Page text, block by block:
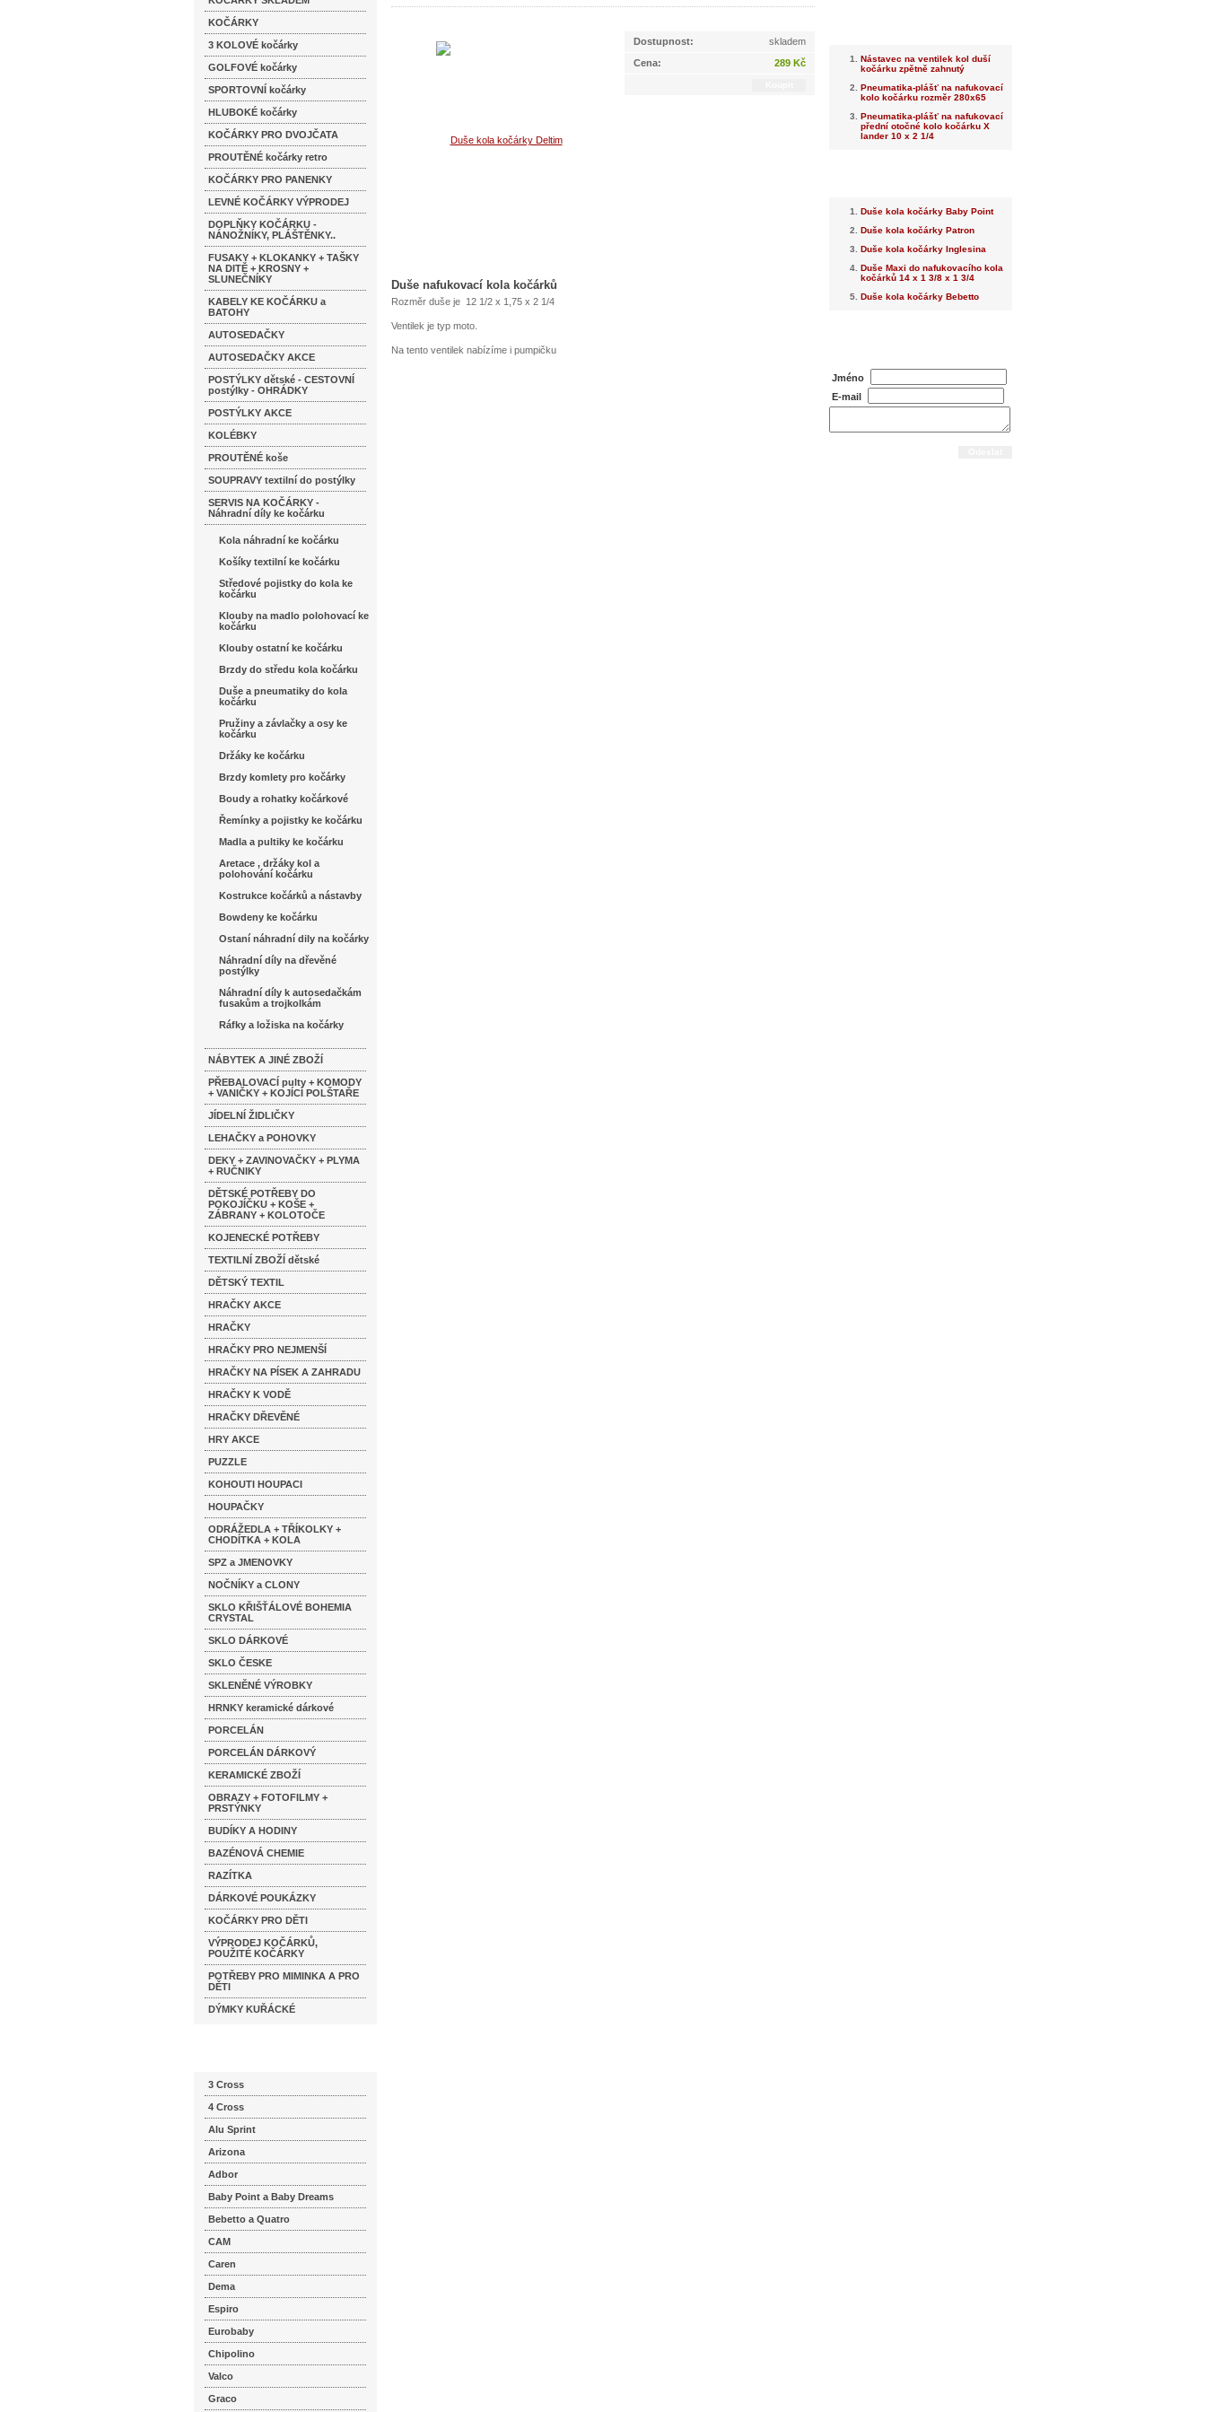
KOČÁRKY
3 KOLOVÉ kočárky
GOLFOVÉ kočárky
SPORTOVNÍ kočárky
HLUBOKÉ kočárky
KOČÁRKY PRO DVOJČATA
PROUTĚNÉ kočárky retro
KOČÁRKY PRO PANENKY
LEVNÉ KOČÁRKY VÝPRODEJ
DOPLŇKY KOČÁRKU -
NÁNOŽNÍKY, PLÁŠTĚNKY..
FUSAKY + KLOKANKY + TAŠKY
NA DITĚ + KROSNY +
SLUNEČNÍKY
KABELY KE KOČÁRKU a
BATOHY
AUTOSEDAČKY
AUTOSEDAČKY AKCE
POSTÝLKY dětské - CESTOVNÍ
postýlky - OHRÁDKY
POSTÝLKY AKCE
KOLÉBKY
PROUTĚNÉ koše
SOUPRAVY textilní do postýlky
SERVIS NA KOČÁRKY -
Náhradní díly ke kočárku
Kola náhradní ke kočárku
Košíky textilní ke kočárku
Středové pojistky do kola ke
kočárku
Klouby na madlo polohovací ke
kočárku
Klouby ostatní ke kočárku
Brzdy do středu kola kočárku
Duše a pneumatiky do kola
kočárku
Pružiny a závlačky a osy ke
kočárku
Držáky ke kočárku
Brzdy komlety pro kočárky
Boudy a rohatky kočárkové
Řemínky a pojistky ke kočárku
Madla a pultiky ke kočárku
Aretace , držáky kol a
polohování kočárku
Kostrukce kočárků a nástavby
Bowdeny ke kočárku
Ostaní náhradní dily na kočárky
Náhradní díly na dřevěné
postýlky
Náhradní díly k autosedačkám
fusakům a trojkolkám
Ráfky a ložiska na kočárky
NÁBYTEK A JINÉ ZBOŽÍ
PŘEBALOVACÍ pulty + KOMODY
+ VANIČKY + KOJÍCÍ POLŠTAŘE
JÍDELNÍ ŽIDLIČKY
LEHAČKY a POHOVKY
DEKY + ZAVINOVAČKY + PLYMA
+ RUČNIKY
DĚTSKÉ POTŘEBY DO
POKOJÍČKU + KOŠE +
ZÁBRANY + KOLOTOČE
KOJENECKÉ POTŘEBY
TEXTILNÍ ZBOŽÍ dětské
DĚTSKÝ TEXTIL
HRAČKY AKCE
HRAČKY
HRAČKY PRO NEJMENŠÍ
HRAČKY NA PÍSEK A ZAHRADU
HRAČKY K VODĚ
HRAČKY DŘEVĚNÉ
HRY AKCE
PUZZLE
KOHOUTI HOUPACI
HOUPAČKY
ODRÁŽEDLA + TŘÍKOLKY +
CHODÍTKA + KOLA
SPZ a JMENOVKY
NOČNÍKY a CLONY
SKLO KŘIŠŤÁLOVÉ BOHEMIA
CRYSTAL
SKLO DÁRKOVÉ
SKLO ČESKE
SKLENĚNÉ VÝROBKY
HRNKY keramické dárkové
PORCELÁN
PORCELÁN DÁRKOVÝ
KERAMICKÉ ZBOŽÍ
OBRAZY + FOTOFILMY +
PRSTÝNKY
BUDÍKY A HODINY
BAZÉNOVÁ CHEMIE
RAZÍTKA
DÁRKOVÉ POUKÁZKY
KOČÁRKY PRO DĚTI
VÝPRODEJ KOČÁRKŮ,
POUŽITÉ KOČÁRKY
POTŘEBY PRO MIMINKA A PRO
DĚTI
DÝMKY KUŘÁCKÉ
3 Cross
4 Cross
Alu Sprint
Arizona
Adbor
Baby Point a Baby Dreams
Bebetto a Quatro
CAM
Caren
Dema
Espiro
Eurobaby
Chipolino
Valco
Graco
Dostupnost:
skladem
Cena:
289 Kč
Duše nafukovací kola kočárků
Rozměr duše je 12 1/2 x 1,75 x 2 1/4
Ventilek je typ moto.
Na tento ventilek nabízíme i pumpičku
Nástavec na ventilek kol duší
kočárku zpětně zahnutý
Pneumatika-plášť na nafukovací
kolo kočárku rozměr 280x65
Pneumatika-plášť na nafukovací
přední otočné kolo kočárku X
lander 10 x 2 1/4
Duše kola kočárky Baby Point
Duše kola kočárky Patron
Duše kola kočárky Inglesina
Duše Maxi do nafukovacího kola
kočárků 14 x 1 3/8 x 1 3/4
Duše kola kočárky Bebetto
Jméno
E-mail